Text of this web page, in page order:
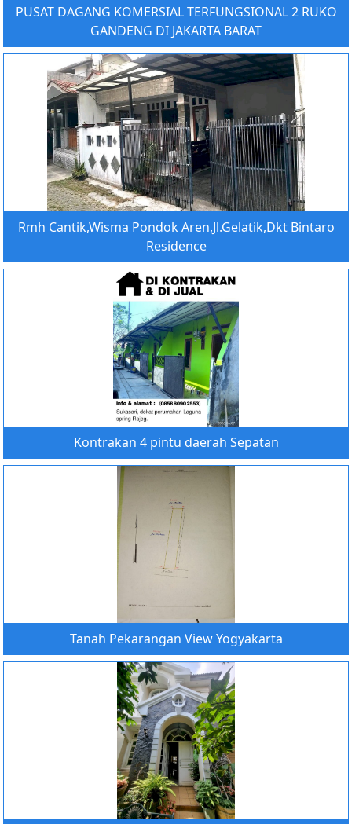
PUSAT DAGANG KOMERSIAL TERFUNGSIONAL 2 RUKO
GANDENG DI JAKARTA BARAT
Rmh Cantik,Wisma Pondok Aren,Jl.Gelatik,Dkt Bintaro
Residence
Kontrakan 4 pintu daerah Sepatan
Tanah Pekarangan View Yogyakarta